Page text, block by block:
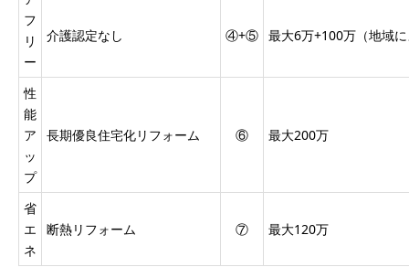
フ
リ
ー
介護認定なし ④+⑤ 最大6万+100万（地域
性
能
ア
ッ
プ
長期優良住宅化リフォーム ⑥ 最大200万
省
エ
ネ
断熱リフォーム ⑦ 最大120万